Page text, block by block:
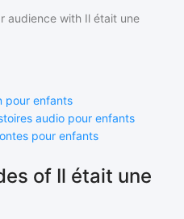
audience with Il était une
pour enfants
audio pour enfants
pour enfants
of Il était une